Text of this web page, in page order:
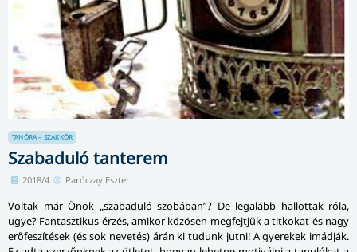
TANÓRA – SZAKKÖR
Szabaduló tanterem
2018/4. Paróczay Eszter
Voltak már Önök „szabaduló szobában”? De legalább hallottak róla,
ugye? Fantasztikus érzés, amikor közösen megfejtjük a titkokat és nagy
erőfeszítések (és sok nevetés) árán ki tudunk jutni! A gyerekek imádják.